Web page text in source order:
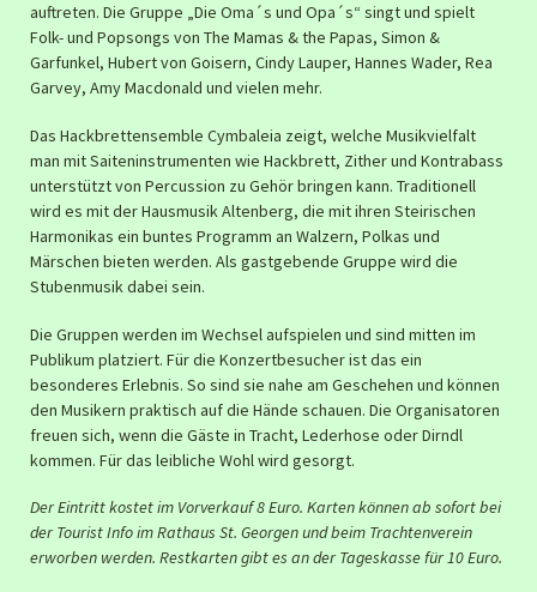
auftreten. Die Gruppe „Die Oma´s und Opa´s“ singt und spielt
Folk- und Popsongs von The Mamas & the Papas, Simon &
Garfunkel, Hubert von Goisern, Cindy Lauper, Hannes Wader, Rea
Garvey, Amy Macdonald und vielen mehr.
Das Hackbrettensemble Cymbaleia zeigt, welche Musikvielfalt
man mit Saiteninstrumenten wie Hackbrett, Zither und Kontrabass
unterstützt von Percussion zu Gehör bringen kann. Traditionell
wird es mit der Hausmusik Altenberg, die mit ihren Steirischen
Harmonikas ein buntes Programm an Walzern, Polkas und
Märschen bieten werden. Als gastgebende Gruppe wird die
Stubenmusik dabei sein.
Die Gruppen werden im Wechsel aufspielen und sind mitten im
Publikum platziert. Für die Konzertbesucher ist das ein
besonderes Erlebnis. So sind sie nahe am Geschehen und können
den Musikern praktisch auf die Hände schauen. Die Organisatoren
freuen sich, wenn die Gäste in Tracht, Lederhose oder Dirndl
kommen. Für das leibliche Wohl wird gesorgt.
Der Eintritt kostet im Vorverkauf 8 Euro. Karten können ab sofort bei
der Tourist Info im Rathaus St. Georgen und beim Trachtenverein
erworben werden. Restkarten gibt es an der Tageskasse für 10 Euro.